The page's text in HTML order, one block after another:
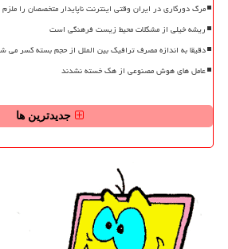
مرگ دورکاری در ایران وقتی اینترنت ناپایدار متخصصان را
ریشه خیلی از مشکلات محیط زیست فرهنگی است
دقیقا به اندازه مصرف ترافیک بین الملل از حجم بسته کسر می
عامل های هوش مصنوعی از هک خسته نشدند
جدیدترین ها